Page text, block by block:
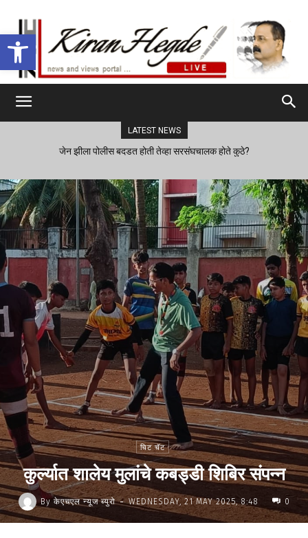
Open toolbar
LATEST NEWS
जेन झीला पोलीस बदडत होती तेव्हा सरसंघचालक होते कुठे?
चिट चॅट
कुर्ल्यात शालेय मुलांचे कबड्डी शिबिर संपन्न
By केएचएल न्यूज ब्युरो - WEDNESDAY, 21 MAY 2025, 8:48 0